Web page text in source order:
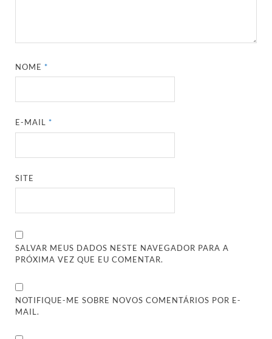
NOME*
E-MAIL*
SITE
SALVAR MEUS DADOS NESTE NAVEGADOR PARA A
PRÓXIMA VEZ QUE EU COMENTAR.
NOTIFIQUE-ME SOBRE NOVOS COMENTÁRIOS POR E-
MAIL.